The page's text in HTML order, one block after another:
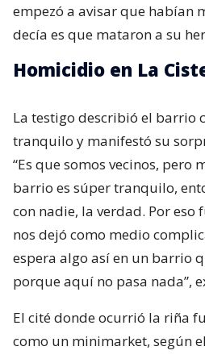
empezó a avisar que habían
decía es que mataron a su
Homicidio en La
La testigo describió el barrio
tranquilo y manifestó su
“Es que somos vecinos, pero
barrio es súper tranquilo,
con nadie, la verdad. Por eso
nos dejó como medio
espera algo así en un barrio
porque aquí no pasa nada”,
El cité donde ocurrió la riña
como un minimarket, según